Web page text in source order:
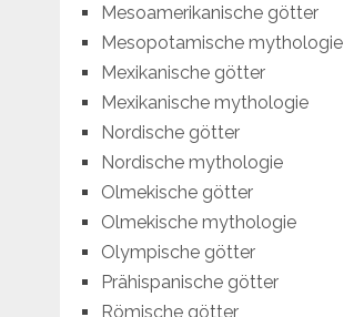
Mesoamerikanische götter
Mesopotamische mythologie
Mexikanische götter
Mexikanische mythologie
Nordische götter
Nordische mythologie
Olmekische götter
Olmekische mythologie
Olympische götter
Prähispanische götter
Römische götter